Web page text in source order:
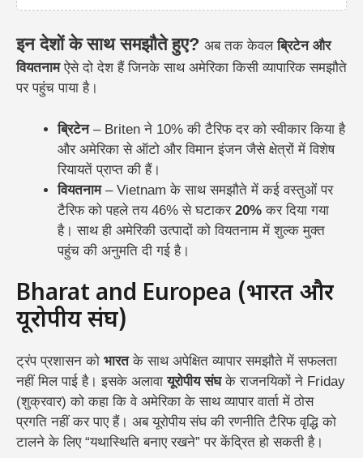
इन देशों के साथ समझौते हुए? अब तक केवलब्रिटेन और
वियतनामऐसे दो देश हैं जिनके साथ अमेरिका किसी व्यापारिक समझौते
पर पहुंच पाया है।
ब्रिटेन– Briten ने 10% की टैरिफ दर को स्वीकार किया है
और अमेरिका से ऑटो और विमान इंजन जैसे क्षेत्रों में विशेष
रियायतें प्राप्त की हैं।
वियतनाम– Vietnam के साथ समझौते में कई वस्तुओं पर
टैरिफ को पहले तय 46% से घटाकर 20% कर दिया गया
है। साथ ही अमेरिकी उत्पादों को वियतनाम में शुल्क मुक्त
पहुंच की अनुमति दी गई है।
Bharat and Europea (भारत और
यूरोपीय संघ)
ट्रंप प्रशासन को भारतके साथ अपेक्षित व्यापार समझौते में सफलता
नहीं मिल पाई है। इसके अलावायूरोपीय संघके राजनयिकों ने Friday
(शुक्रवार) को कहा कि वे अमेरिका के साथ व्यापार वार्ता में ठोस
प्रगति नहीं कर पाए हैं। अब यूरोपीय संघ की रणनीति टैरिफ वृद्धि को
टालने के लिए “यथास्थिति बनाए रखने” पर केंद्रित हो सकती है।